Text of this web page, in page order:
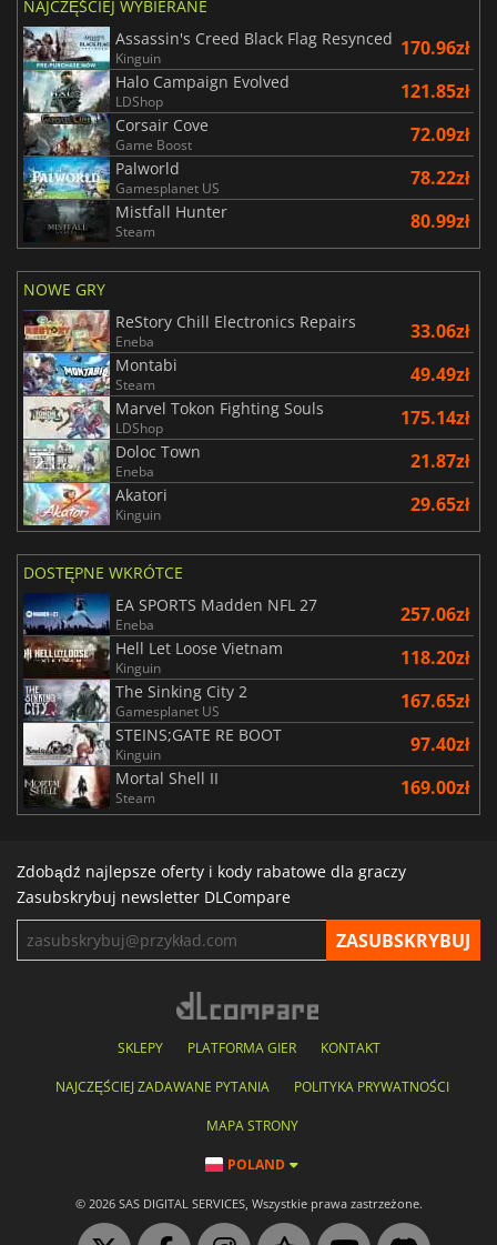
NAJCZĘŚCIEJ WYBIERANE
Assassin's Creed Black Flag Resynced
Kinguin 170.96zł
Halo Campaign Evolved
LDShop 121.85zł
Corsair Cove
Game Boost 72.09zł
Palworld
Gamesplanet US 78.22zł
Mistfall Hunter
Steam 80.99zł
NOWE GRY
ReStory Chill Electronics Repairs
Eneba 33.06zł
Montabi
Steam 49.49zł
Marvel Tokon Fighting Souls
LDShop 175.14zł
Doloc Town
Eneba 21.87zł
Akatori
Kinguin 29.65zł
DOSTĘPNE WKRÓTCE
EA SPORTS Madden NFL 27
Eneba 257.06zł
Hell Let Loose Vietnam
Kinguin 118.20zł
The Sinking City 2
Gamesplanet US 167.65zł
STEINS;GATE RE BOOT
Kinguin 97.40zł
Mortal Shell II
Steam 169.00zł
Zdobądź najlepsze oferty i kody rabatowe dla graczy
Zasubskrybuj newsletter DLCompare
SKLEPY PLATFORMA GIER KONTAKT
NAJCZĘŚCIEJ ZADAWANE PYTANIA POLITYKA PRYWATNOŚCI
MAPA STRONY
POLAND
© 2026 SAS DIGITAL SERVICES, Wszystkie prawa zastrzeżone.